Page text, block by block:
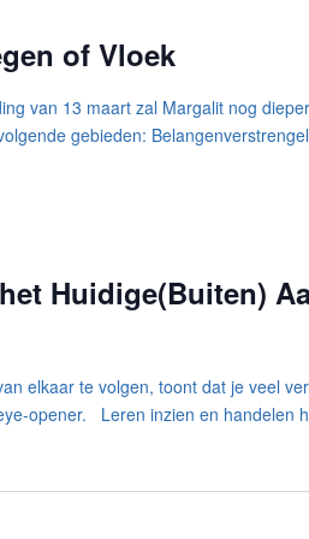
of Vloek
van 13 maart zal Margalit nog
gebieden:
Huidige(Buiten)
elkaar te volgen, toont dat je veel
opener. Leren inzien en handelen